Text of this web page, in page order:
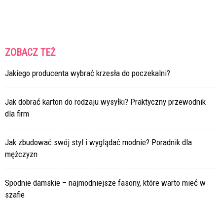
ZOBACZ TEŻ
Jakiego producenta wybrać krzesła do poczekalni?
Jak dobrać karton do rodzaju wysyłki? Praktyczny przewodnik
dla firm
Jak zbudować swój styl i wyglądać modnie? Poradnik dla
mężczyzn
Spodnie damskie – najmodniejsze fasony, które warto mieć w
szafie